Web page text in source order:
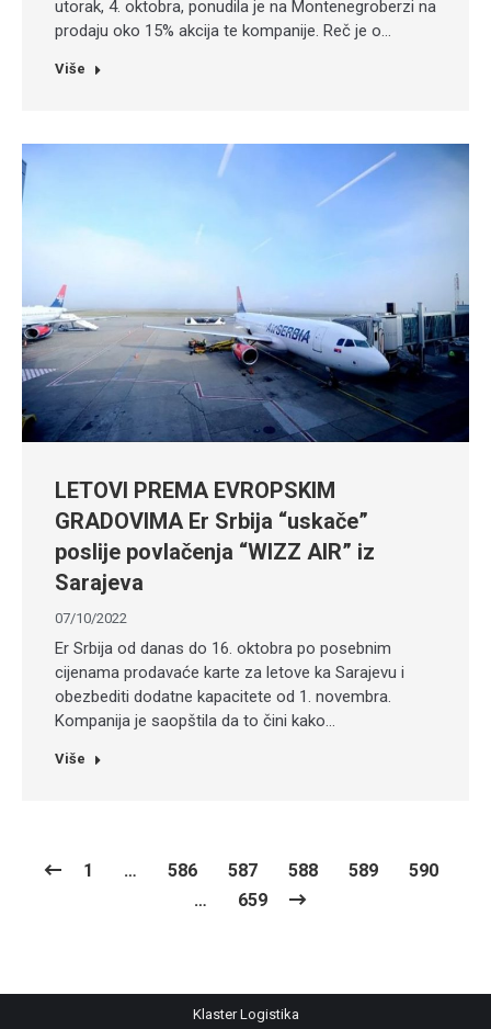
utorak, 4. oktobra, ponudila je na Montenegroberzi na
prodaju oko 15% akcija te kompanije. Reč je o…
Više
LETOVI PREMA EVROPSKIM
GRADOVIMA Er Srbija “uskače”
poslije povlačenja “WIZZ AIR” iz
Sarajeva
07/10/2022
Er Srbija od danas do 16. oktobra po posebnim
cijenama prodavaće karte za letove ka Sarajevu i
obezbediti dodatne kapacitete od 1. novembra.
Kompanija je saopštila da to čini kako…
Više
1 … 586 587 588 589
590
…
659
Klaster Logistika